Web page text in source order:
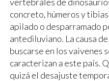
concreto, húmeros y
apilado o desparramado
antediluviano. La causa
buscarse en los vaivenes
caracterizan a este país.
quizá el desajuste